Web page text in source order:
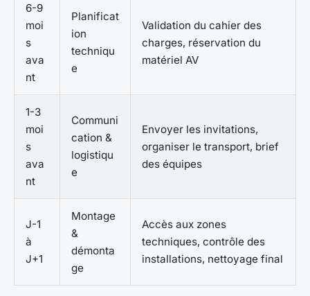
6-9
moi
s
ava
nt
Planificat
ion
techniqu
e
Validation du cahier des
charges, réservation du
matériel AV
1-3
moi
s
ava
nt
Communi
cation &
logistiqu
e
Envoyer les invitations,
organiser le transport, brief
des équipes
J-1
à
J+1
Montage
&
démonta
ge
Accès aux zones
techniques, contrôle des
installations, nettoyage final